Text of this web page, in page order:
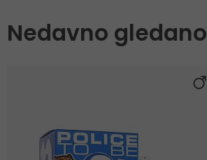
Nedavno gledano